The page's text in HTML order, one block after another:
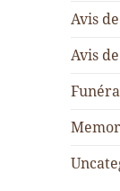
Avis
Avis